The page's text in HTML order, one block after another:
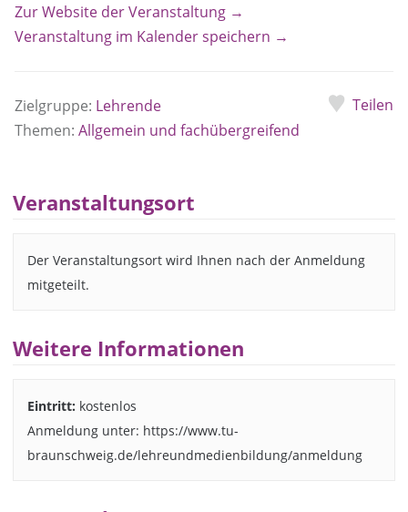
Zur Website der Veranstaltung →
Veranstaltung im Kalender speichern →
Zielgruppe: Lehrende
Themen: Allgemein und fachübergreifend
Teilen
Veranstaltungsort
Der Veranstaltungsort wird Ihnen nach der Anmeldung
mitgeteilt.
Weitere Informationen
Eintritt: kostenlos
Anmeldung unter: https://www.tu-
braunschweig.de/lehreundmedienbildung/anmeldung